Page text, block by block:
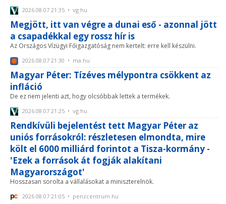
2026.08.07 21:35 • vg.hu
Megjött, itt van végre a dunai eső - azonnal jött
a csapadékkal egy rossz hír is
Az Országos Vízügyi Főigazgatóság nem kertelt: erre kell készülni.
2026.08.07 21:30 • ma.hu
Magyar Péter: Tízéves mélypontra csökkent az
infláció
De ez nem jelenti azt, hogy olcsóbbak lettek a termékek.
2026.08.07 21:25 • vg.hu
Rendkívüli bejelentést tett Magyar Péter az
uniós forrásokról: részletesen elmondta, mire
költ el 6000 milliárd forintot a Tisza-kormány -
'Ezek a források át fogják alakítani
Magyarországot'
Hosszasan sorolta a vállalásokat a miniszterelnök.
2026.08.07 21:05 • penzcentrum.hu